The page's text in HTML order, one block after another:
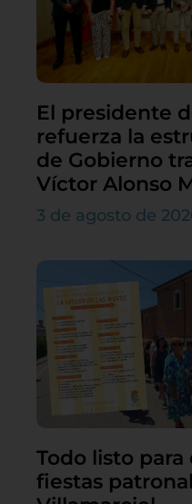
El presidente
refuerza la
de Gobierno
Víctor Alonso
3 de agosto de
Todo listo
fiestas